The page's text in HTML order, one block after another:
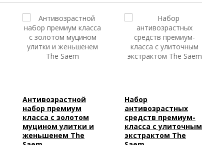
Антивозрастной
набор премиум
класса с золотом
муцином улитки и
женьшенем The
Набор
антивозрастных
средств премиум-
класса с улиточным
экстрактом The